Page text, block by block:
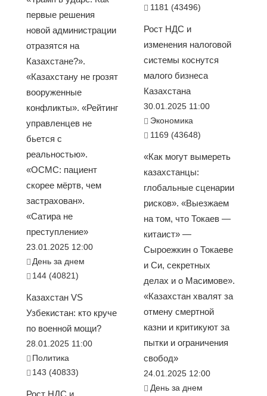
первые решения
новой администрации
отразятся на
Казахстане?».
«Казахстану не грозят
вооруженные
конфликты». «Рейтинг
управленцев не
бьется с
реальностью».
«ОСМС: пациент
скорее мёртв, чем
застрахован».
«Сатира не
преступление»
23.01.2025 12:00
День за днем
144 (40821)
Казахстан VS
Узбекистан: кто круче
по военной мощи?
28.01.2025 11:00
Политика
143 (40833)
Рост НДС и
1181 (43496)
Рост НДС и
изменения налоговой
системы коснутся
малого бизнеса
Казахстана
30.01.2025 11:00
Экономика
1169 (43648)
«Как могут вымереть
казахстанцы:
глобальные сценарии
рисков». «Выезжаем
на том, что Токаев —
китаист» —
Сыроежкин о Токаеве
и Си, секретных
делах и о Масимове».
«Казахстан хвалят за
отмену смертной
казни и критикуют за
пытки и ограничения
свобод»
24.01.2025 12:00
День за днем